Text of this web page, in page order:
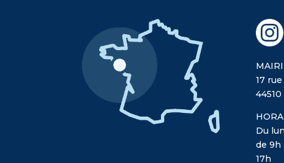
17
Du
de 9h
17h